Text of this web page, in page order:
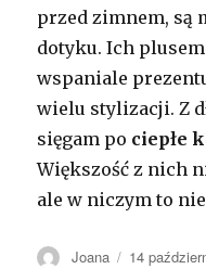
przed zimnem, są
dotyku. Ich
wspaniale
wielu stylizacji. Z
sięgam po ciepłe
Większość z nich
ale w niczym to
Autor
Joana 14